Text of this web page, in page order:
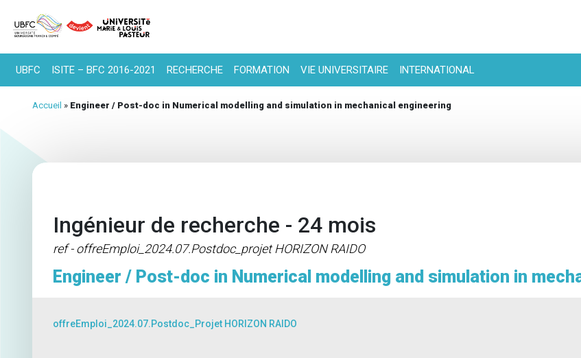
UBFC ISITE – BFC 2016-2021 RECHERCHE FORMATION VIE UNIVERSITAIRE INTERNATIONAL
Accueil » Engineer / Post-doc in Numerical modelling and simulation in mechanical engineering
Ingénieur de recherche - 24 mois
ref - offreEmploi_2024.07.Postdoc_projet HORIZON RAIDO
Engineer / Post-doc in Numerical modelling and simulation in
offreEmploi_2024.07.Postdoc_Projet HORIZON RAIDO